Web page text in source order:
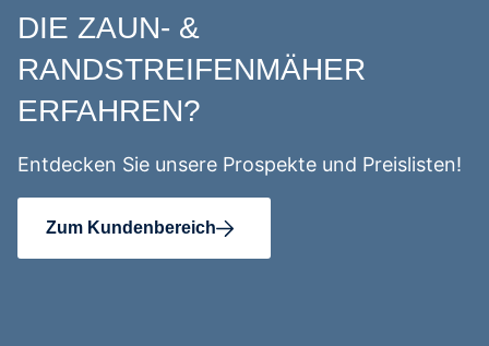
DIE ZAUN- &
RANDSTREIFENMÄHER
ERFAHREN?
Entdecken Sie unsere Prospekte und Preislisten!
Zum Kundenbereich